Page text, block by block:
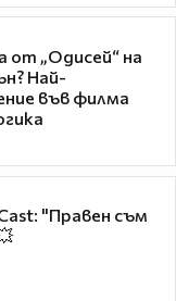
от „Одисей“ на
Най-
във филма
"Правен съм